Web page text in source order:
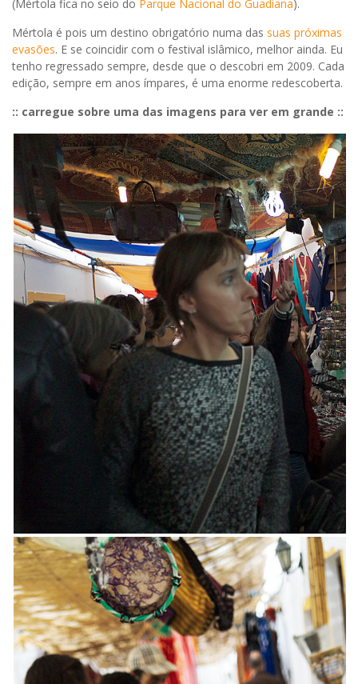
(Mértola fica no seio do Parque Nacional do Guadiana).
Mértola é pois um destino obrigatório numa das suas próximas
evasões. E se coincidir com o festival islâmico, melhor ainda. Eu
tenho regressado sempre, desde que o descobri em 2009. Cada
edição, sempre em anos ímpares, é uma enorme redescoberta.
:: carregue sobre uma das imagens para ver em grande ::